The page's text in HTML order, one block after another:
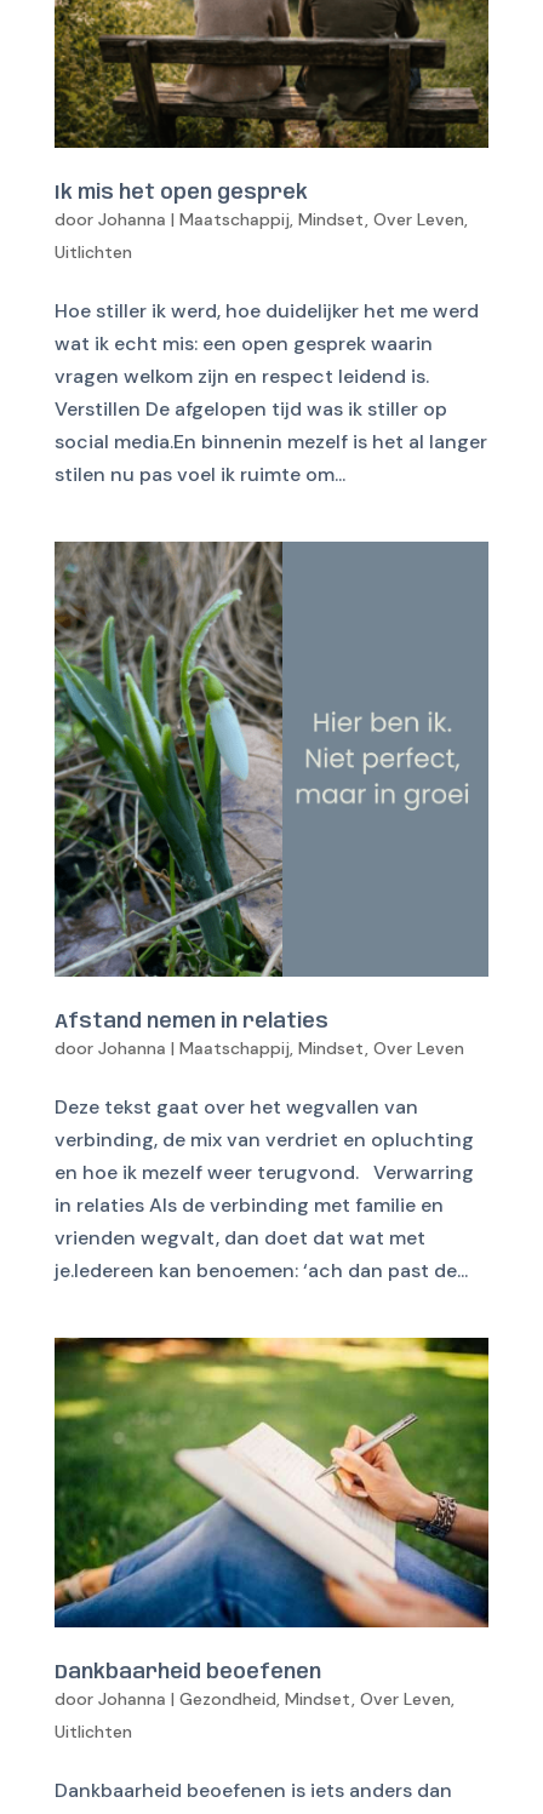
Ik mis het open gesprek
door Johanna | Maatschappij, Mindset, Over Leven,
Uitlichten
Hoe stiller ik werd, hoe duidelijker het me werd
wat ik echt mis: een open gesprek waarin
vragen welkom zijn en respect leidend is.
Verstillen De afgelopen tijd was ik stiller op
social media.En binnenin mezelf is het al langer
stilen nu pas voel ik ruimte om...
Afstand nemen in relaties
door Johanna | Maatschappij, Mindset, Over Leven
Deze tekst gaat over het wegvallen van
verbinding, de mix van verdriet en opluchting
en hoe ik mezelf weer terugvond. Verwarring
in relaties Als de verbinding met familie en
vrienden wegvalt, dan doet dat wat met
je.Iedereen kan benoemen: ‘ach dan past de...
Dankbaarheid beoefenen
door Johanna | Gezondheid, Mindset, Over Leven,
Uitlichten
Dankbaarheid beoefenen is iets anders dan